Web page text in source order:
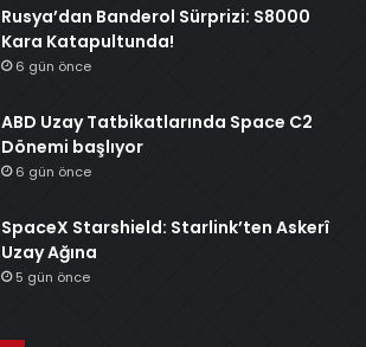
Rusya’dan Banderol Sürprizi: S8000
Kara Katapultunda!
6 gün önce
ABD Uzay Tatbikatlarında Space C2
Dönemi başlıyor
6 gün önce
SpaceX Starshield: Starlink’ten Askerî
Uzay Ağına
5 gün önce